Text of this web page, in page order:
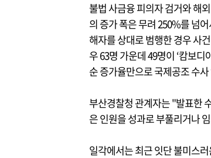
불법 사금융 피의자 검거와 해
의 증가 폭은 무려 250%를 넘
해자를 상대로 범행한 경우 사
우 63명 가운데 49명이 ‘캄보
순 증가율만으로 국제공조 수
부산경찰청 관계자는 "발표한
은 인원을 성과로 부풀리거나
일각에서는 최근 잇단 불미스